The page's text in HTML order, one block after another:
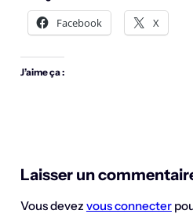
Facebook X
J’aime ça :
Laisser un
Vous devez vous connecter